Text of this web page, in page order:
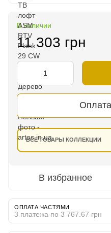
В наличии
11 303 грн
ВСЕ ТОВАРЫ КОЛЛЕКЦИИ
В избранное
ОПЛАТА ЧАСТЯМИ
3 платежа по 3 767.67 грн